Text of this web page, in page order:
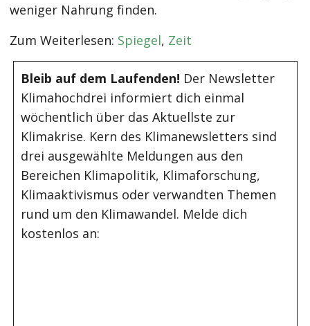
weniger Nahrung finden.
Zum Weiterlesen: Spiegel, Zeit
Bleib auf dem Laufenden! Der Newsletter
Klimahochdrei informiert dich einmal
wöchentlich über das Aktuellste zur
Klimakrise. Kern des Klimanewsletters sind
drei ausgewählte Meldungen aus den
Bereichen Klimapolitik, Klimaforschung,
Klimaaktivismus oder verwandten Themen
rund um den Klimawandel. Melde dich
kostenlos an: